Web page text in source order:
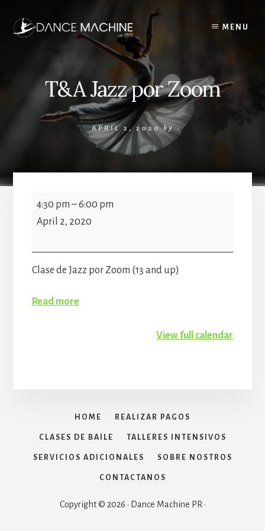
content
MENU
T&A Jazz por Zoom
APRIL 2, 2020 by
T&A
Jazz
Zoom
4:30 pm –6:00 pm
April 2, 2020
Clase de Jazz por Zoom (13 and up)
Read more
View full calendar
HOME REALIZAR PAGOS
CLASES DE BAILE TALLERES INTENSIVOS
SERVICIOS ADICIONALES SOBRE NOSTROS
CONTACTANOS
Copyright © 2026 · Dance Machine PR ·